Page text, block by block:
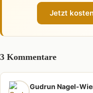
Jetzt
3 Kommentare
Gudrun Nagel-